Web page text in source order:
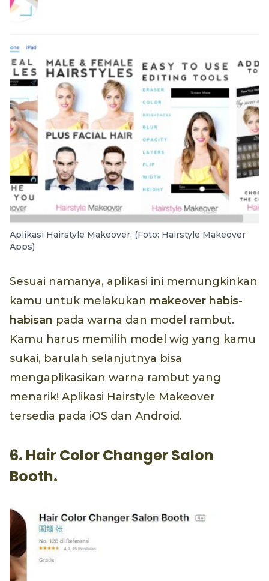
Aplikasi Hairstyle Makeover. (Foto: Hairstyle Makeover
Apps)
Sesuai namanya, aplikasi ini memungkinkan
kamu untuk melakukan makeover habis-
habisan pada warna dan model rambut.
Kamu harus memilih model wig yang kamu
sukai, barulah selanjutnya bisa
mengaplikasikan warna rambut yang
menarik! Aplikasi Hairstyle Makeover
tersedia pada iOS dan Android.
6. Hair Color Changer Salon
Booth.